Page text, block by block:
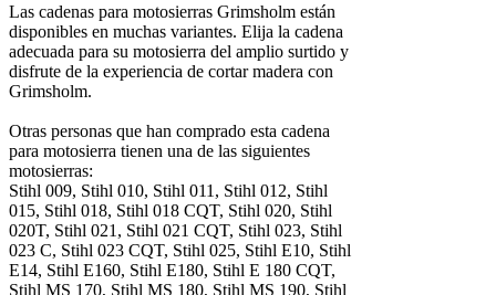
Las cadenas para motosierras Grimsholm están
disponibles en muchas variantes. Elija la cadena
adecuada para su motosierra del amplio surtido y
disfrute de la experiencia de cortar madera con
Grimsholm.
Otras personas que han comprado esta cadena
para motosierra tienen una de las siguientes
motosierras:
Stihl 009, Stihl 010, Stihl 011, Stihl 012, Stihl
015, Stihl 018, Stihl 018 CQT, Stihl 020, Stihl
020T, Stihl 021, Stihl 021 CQT, Stihl 023, Stihl
023 C, Stihl 023 CQT, Stihl 025, Stihl E10, Stihl
E14, Stihl E160, Stihl E180, Stihl E 180 CQT,
Stihl MS 170, Stihl MS 180, Stihl MS 190, Stihl